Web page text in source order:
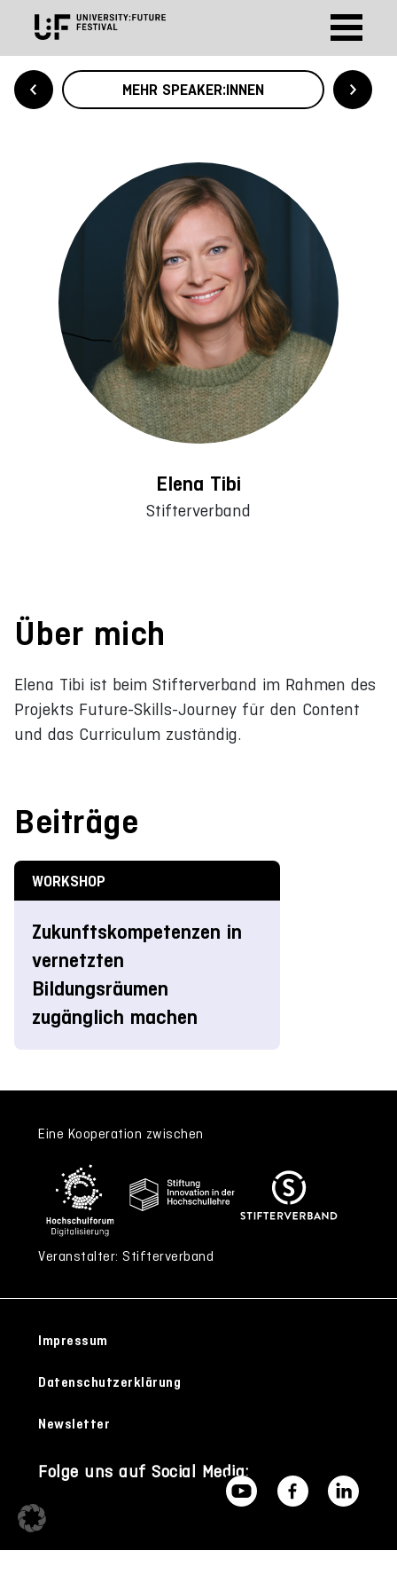
MEHR SPEAKER:INNEN
Elena Tibi
Stifterverband
Über mich
Elena Tibi ist beim Stifterverband im Rahmen des
Projekts Future-Skills-Journey für den Content
und das Curriculum zuständig.
Beiträge
WORKSHOP
Zukunftskompetenzen in
vernetzten
Bildungsräumen
zugänglich machen
Eine Kooperation zwischen
Veranstalter: Stifterverband
Impressum
Datenschutzerklärung
Newsletter
Folge uns auf Social Media: